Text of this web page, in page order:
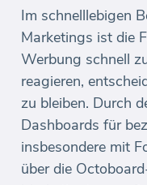
Im schnelllebigen
Marketings ist die
Werbung schnell
reagieren,
zu bleiben. Durch
Dashboards für
insbesondere mit
über die